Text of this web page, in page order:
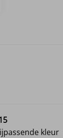
kleur